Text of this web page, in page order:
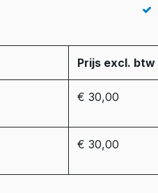
Prijs excl. btw
€ 30,00
€ 30,00